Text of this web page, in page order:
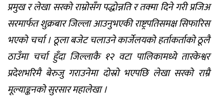
प्रमुख र लेखा सरको राम्रोसँग पद्धोन्नति र तक्मा दिने गरी प्रजिअ
सरमार्फत शुक्रबार जिल्ला आउनुभएकी राष्ट्रपतिसमक्ष सिफारिस
भएको चर्चा । ठूला बजेट चलाउने कार्जेलयको हर्ताकर्ताको ठूलै
ठाउँमा चर्चा हुँदा जिल्लाकै १२ वटा पालिकामध्ये तारकेश्वर
प्रदेशभरिमै बेरुजु गराउनेमा दोस्रो भएपछि लेखा सरको राम्रै
मूल्याङ्कनको सुरसार महालेखा ।